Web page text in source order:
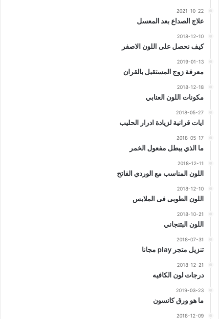
2021-10-22
علاج الصداع بعد المعسل
2018-12-10
كيف نحصل على اللون الاصفر
2019-01-13
معرفة زوج المستقبل بالقران
2018-12-18
مكونات اللون العنابي
2018-05-27
ايات قرانية لزيادة ادرار الحليب
2018-05-17
ما الذي يبطل مفعول الخمر
2018-12-11
اللون المناسب مع الوردي الفاتح
2018-12-10
اللون الطوبى فى الملابس
2018-10-21
اللون البتنجاني
2018-07-31
تنزيل متجر play مجانا
2018-12-21
درجات لون الكافيه
2019-03-23
ما هو ورق كانسون
2018-12-09